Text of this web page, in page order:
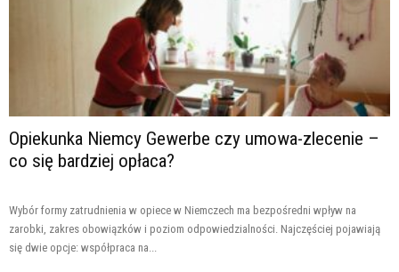
Opiekunka Niemcy Gewerbe czy umowa-zlecenie –
co się bardziej opłaca?
Wybór formy zatrudnienia w opiece w Niemczech ma bezpośredni wpływ na
zarobki, zakres obowiązków i poziom odpowiedzialności. Najczęściej pojawiają
się dwie opcje: współpraca na...